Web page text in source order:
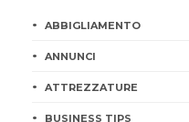
ABBIGLIAMENTO
ANNUNCI
ATTREZZATURE
BUSINESS TIPS